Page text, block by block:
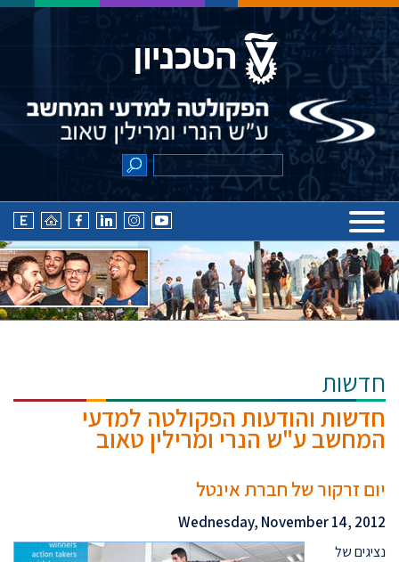
חדשות
חדשות והודעות הפקולטה למדעי
המחשב ע"ש הנרי ומרילין טאוב
יום זרקור של חברת אינטל
Wednesday, November 14, 2012
נציגים של